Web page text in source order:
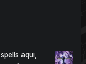
aqui,